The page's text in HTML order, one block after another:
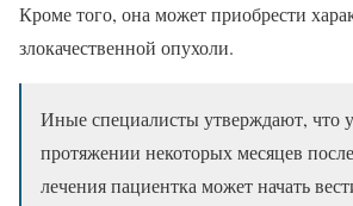
Кроме того, она может приобрести
злокачественной опухоли.
Иные специалисты утверждают, что
протяжении некоторых месяцев
лечения пациентка может начать